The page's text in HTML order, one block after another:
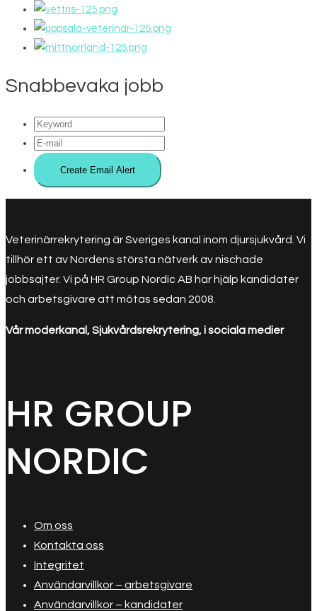
Snabbevaka jobb
Veterinärrekrytering är Sveriges kanal inom djursjukvård. Vi
tillhör ett av Nordens största nätverk av nischade
jobbsajter. Vi på HR Group Nordic AB har hjälp kandidater
och arbetsgivare att mötas sedan 2008.
Vår moderkanal, Sjukvårdsrekrytering, i sociala medier
HR GROUP
NORDIC
Om oss
Kontakta oss
Integritet
Användarvillkor – arbetsgivare
Användarvillkor – kandidater